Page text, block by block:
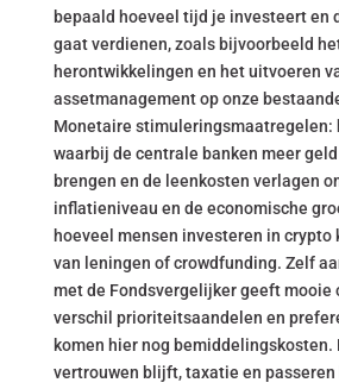
bepaald hoeveel tijd je investeert en
gaat verdienen, zoals bijvoorbeeld
herontwikkelingen en het uitvoeren
assetmanagement op onze
Monetaire stimuleringsmaatregelen:
waarbij de centrale banken meer
brengen en de leenkosten verlagen
inflatieniveau en de economische
hoeveel mensen investeren in crypto
van leningen of crowdfunding. Zelf
met de Fondsvergelijker geeft mooie
verschil prioriteitsaandelen en
komen hier nog bemiddelingskosten.
vertrouwen blijft, taxatie en